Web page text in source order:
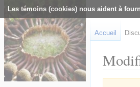
Les témoins (cookies) nous aident à
Accueil